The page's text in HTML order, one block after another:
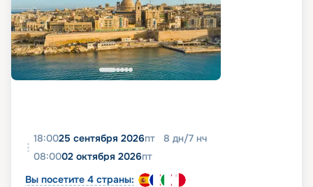
18:0025 сентября 2026пт 8 дн/7 нч
08:0002 октября 2026пт
Вы посетите 4 страны: